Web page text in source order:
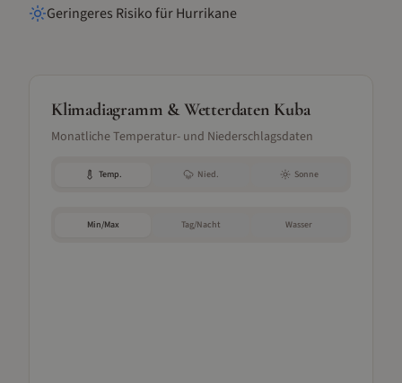
Geringeres Risiko für Hurrikane
Klimadiagramm & Wetterdaten Kuba
Monatliche Temperatur- und Niederschlagsdaten
Temp. Nied. Sonne
Min/Max Tag/Nacht Wasser